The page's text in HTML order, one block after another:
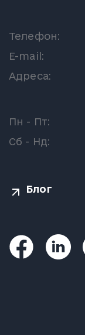
Телефон:
E-mail:
Адреса:
Пн - Пт:
Сб - Нд:
Блог